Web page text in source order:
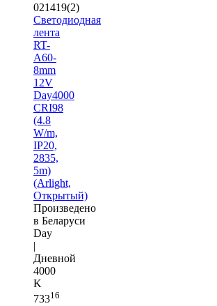
021419(2)
Светодиодная
лента
RT-
A60-
8mm
12V
Day4000
CRI98
(4.8
W/m,
IP20,
2835,
5m)
(Arlight,
Открытый)
Произведено
в Беларуси
Day
|
Дневной
4000
K
73316